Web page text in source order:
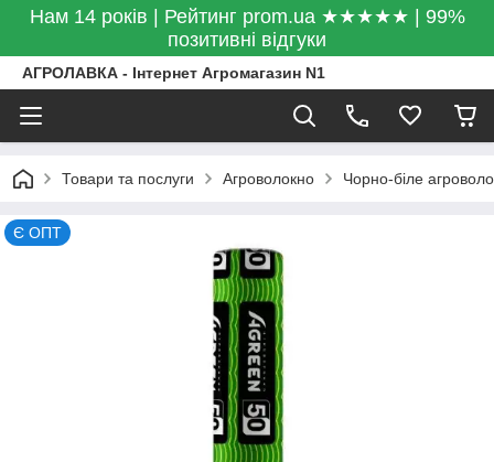
Нам 14 років | Рейтинг prom.ua ★★★★★ | 99%
позитивні відгуки
АГРОЛАВКА - Інтернет Агромагазин N1
Товари та послуги Агроволокно Чорно-біле
Є ОПТ